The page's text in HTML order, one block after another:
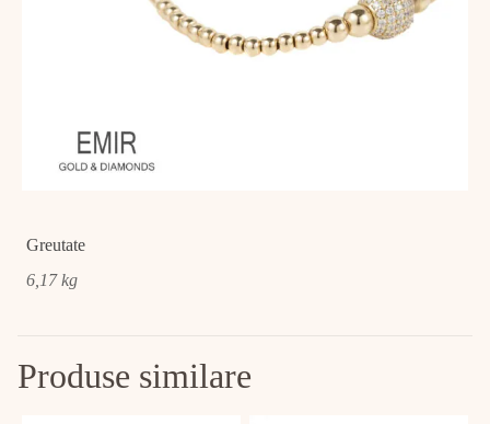
Greutate
6,17 kg
Produse similare